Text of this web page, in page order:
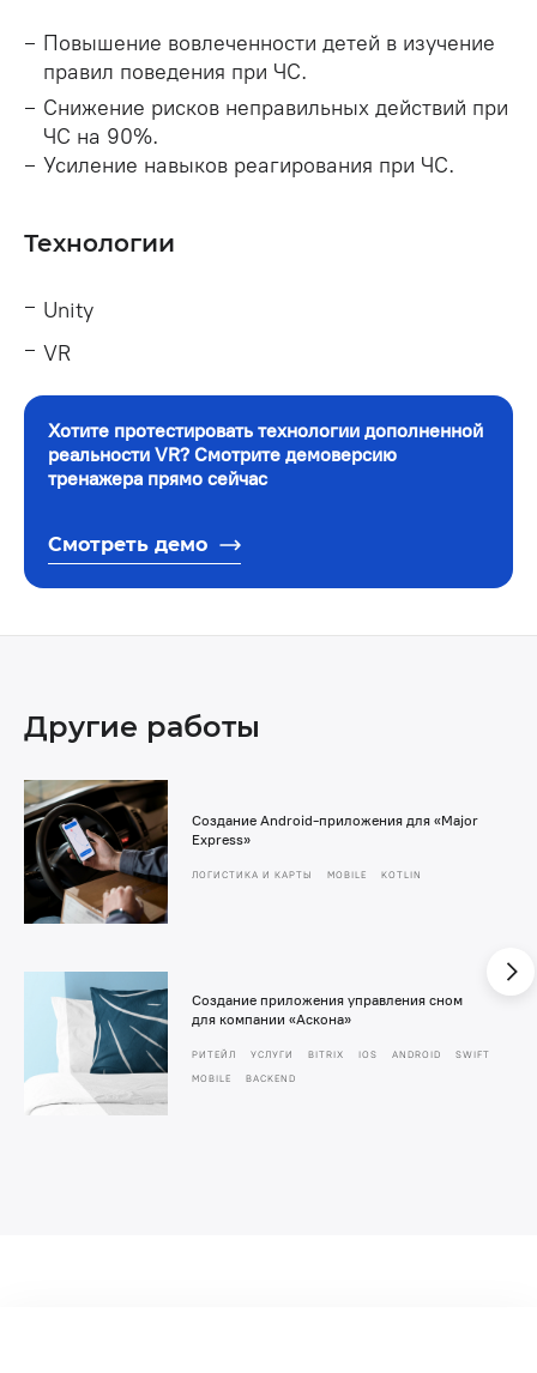
Повышение вовлеченности детей в изучение
правил поведения при ЧС.
Снижение рисков неправильных действий при
ЧС на 90%.
Усиление навыков реагирования при ЧС.
Технологии
Unity
VR
Хотите протестировать технологии дополненной
реальности VR? Смотрите демоверсию
тренажера прямо сейчас
Смотреть демо
Другие работы
Создание Android-приложения для «Major
Express»
ЛОГИСТИКА И КАРТЫ MOBILE KOTLIN
Создание приложения управления сном
для компании «Аскона»
РИТЕЙЛ УСЛУГИ BITRIX IOS ANDROID
SWIFT
MOBILE
BACKEND